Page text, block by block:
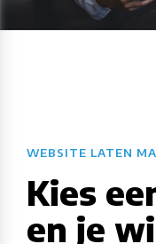
WEBSITE LATEN
Kies
en je